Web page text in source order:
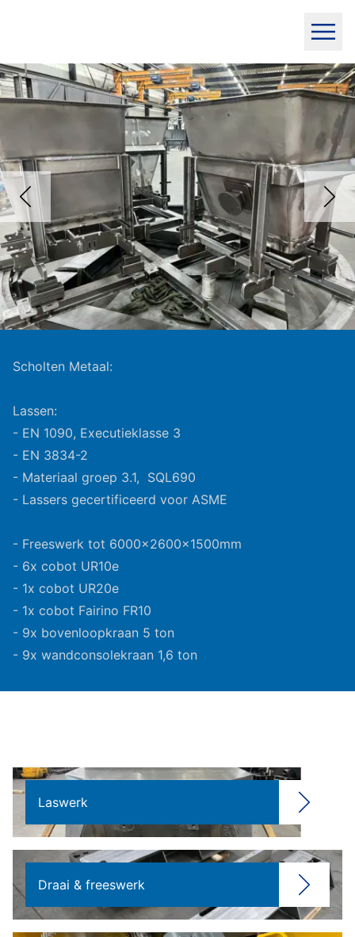
Scholten Metaal:
Lassen:
- EN 1090, Executieklasse 3
- EN 3834-2
- Materiaal groep 3.1, SQL690
- Lassers gecertificeerd voor ASME
- Freeswerk tot 6000x2600x1500mm
- 6x cobot UR10e
- 1x cobot UR20e
- 1x cobot Fairino FR10
- 9x bovenloopkraan 5 ton
- 9x wandconsolekraan 1,6 ton
Laswerk
Draai & freeswerk